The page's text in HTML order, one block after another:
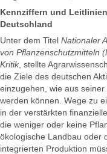
Kennziffern und
Deutschland
Unter dem Titel Nationaler
von Pflanzenschutzmitteln
Kritik, stellte
die Ziele des deutschen
einzugehen, wie aus
werden können. Wege zu
in der verstärkten
die weniger oder keine
ökologische Landbau oder
integrierten Produktion